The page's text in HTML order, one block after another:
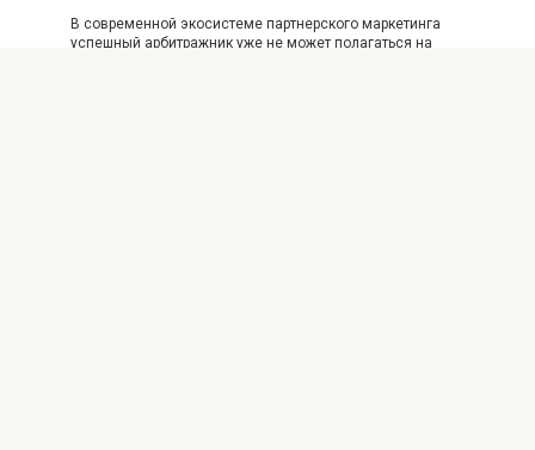
В современной экосистеме партнерского маркетинга
успешный арбитражник уже не может полагаться на